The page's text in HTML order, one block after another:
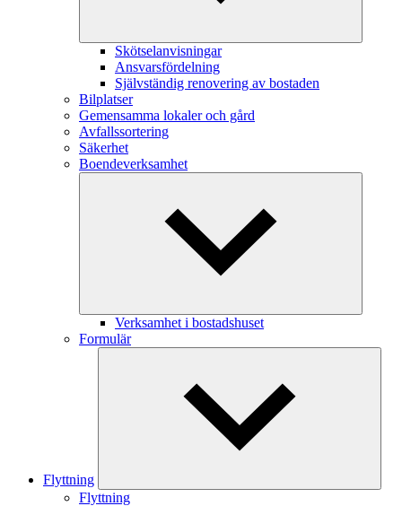
Skötselanvisningar
Ansvarsfördelning
Självständig renovering av bostaden
Bilplatser
Gemensamma lokaler och gård
Avfallssortering
Säkerhet
Boendeverksamhet
Verksamhet i bostadshuset
Formulär
Flyttning
Flyttning